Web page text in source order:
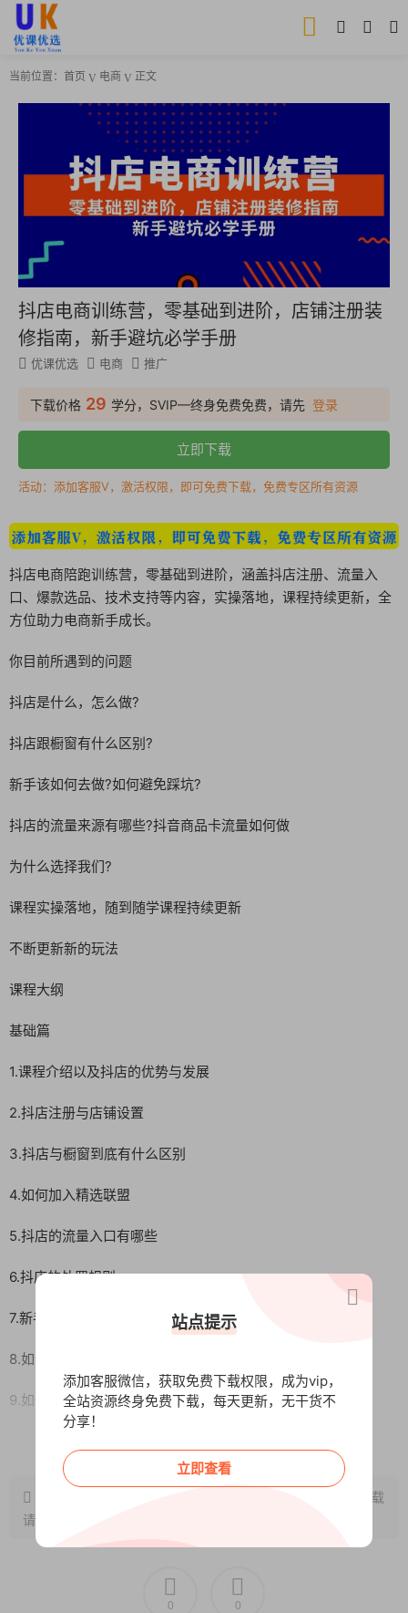
当前位置： 首页 电商 正文
抖店电商训练营，零基础到进阶，店铺注册装
修指南，新手避坑必学手册
优课优选 电商 推广
下载价格 29 学分，SVIP—终身免费免费，请先 登录
立即下载
活动：添加客服V，激活权限，即可免费下载，免费专区所有资源
抖店电商陪跑训练营，零基础到进阶，涵盖抖店注册、流量入
口、爆款选品、技术支持等内容，实操落地，课程持续更新，全
方位助力电商新手成长。
你目前所遇到的问题
抖店是什么，怎么做?
抖店跟橱窗有什么区别?
新手该如何去做?如何避免踩坑?
抖店的流量来源有哪些?抖音商品卡流量如何做
为什么选择我们?
课程实操落地，随到随学课程持续更新
不断更新新的玩法
课程大纲
基础篇
1.课程介绍以及抖店的优势与发展
2.抖店注册与店铺设置
3.抖店与橱窗到底有什么区别
4.如何加入精选联盟
5.抖店的流量入口有哪些
6.抖店的处罚规则
7.新手该如何寻找适合自己的类目
8.如何制作一个合格的爆款标题
9.如何手动精细化上架
11.店铺装修与运费模板设置
12.拍单软件如何使用
，转载
请注明出处~~~
0 0
站点提示
添加客服微信，获取免费下载权限，成为vip，
全站资源终身免费下载，每天更新，无干货不
分享！
立即查看